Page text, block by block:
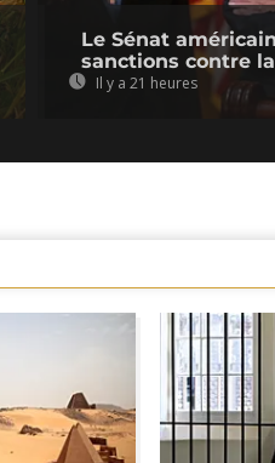
Le Sénat
sanctions contre
Il y a 21 heures